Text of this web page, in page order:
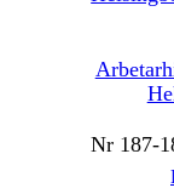
Nr 187-